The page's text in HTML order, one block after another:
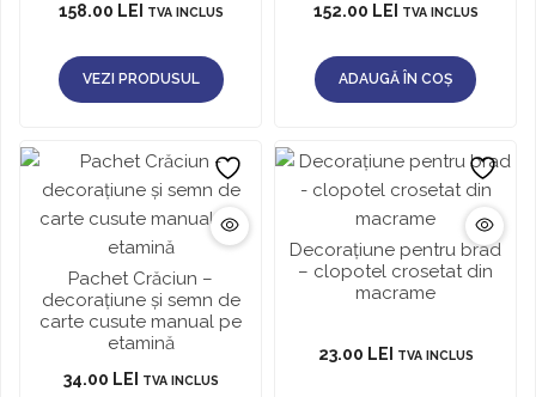
158.00 LEI TVA INCLUS
VEZI PRODUSUL
152.00 LEI TVA INCLUS
ADAUGĂ ÎN COȘ
Pachet Crăciun –
decorațiune și semn de
carte cusute manual pe
etamină
34.00 LEI TVA INCLUS
Decorațiune pentru brad
– clopotel crosetat din
macrame
23.00 LEI TVA INCLUS